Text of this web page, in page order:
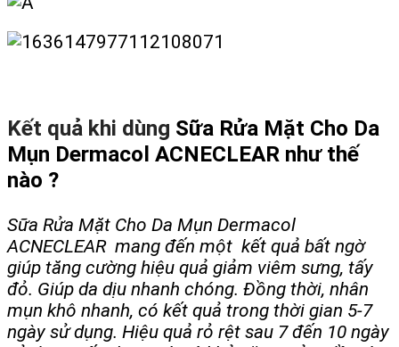
Kết quả khi dùng Sữa Rửa Mặt Cho Da
Mụn Dermacol ACNECLEAR như thế
nào ?
Sữa Rửa Mặt Cho Da Mụn Dermacol
ACNECLEAR mang đến một kết quả bất ngờ
giúp tăng cường hiệu quả giảm viêm sưng, tấy
đỏ. Giúp da dịu nhanh chóng. Đồng thời, nhân
mụn khô nhanh, có kết quả trong thời gian 5-7
ngày sử dụng. Hiệu quả rỏ rệt sau 7 đến 10 ngày